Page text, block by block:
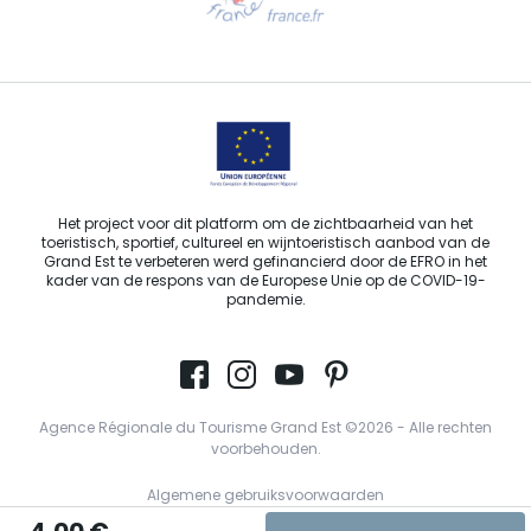
Stuur ons een e-mail
Het project voor dit platform om de zichtbaarheid van het
toeristisch, sportief, cultureel en wijntoeristisch aanbod van de
Grand Est te verbeteren werd gefinancierd door de EFRO in het
kader van de respons van de Europese Unie op de COVID-19-
pandemie.
Agence Régionale du Tourisme Grand Est ©2026 - Alle rechten
voorbehouden.
Algemene gebruiksvoorwaarden